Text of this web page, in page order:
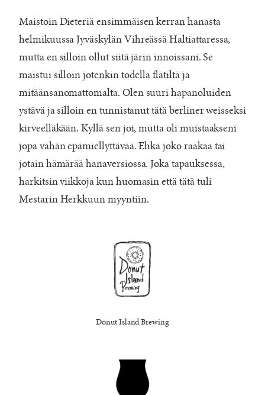
Maistoin Dieteriä ensimmäisen kerran hanasta
helmikuussa Jyväskylän Vihreässä Haltiattaressa,
mutta en silloin ollut siitä järin innoissani. Se
maistui silloin jotenkin todella flätiltä ja
mitäänsanomattomalta. Olen suuri hapanoluiden
ystävä ja silloin en tunnistanut tätä berliner weisseksi
kirveelläkään. Kyllä sen joi, mutta oli muistaakseni
jopa vähän epämiellyttävää. Ehkä joko raakaa tai
jotain hämärää hanaversiossa. Joka tapauksessa,
harkitsin viikkoja kun huomasin että tätä tuli
Mestarin Herkkuun myyntiin.
Donut Island Brewing